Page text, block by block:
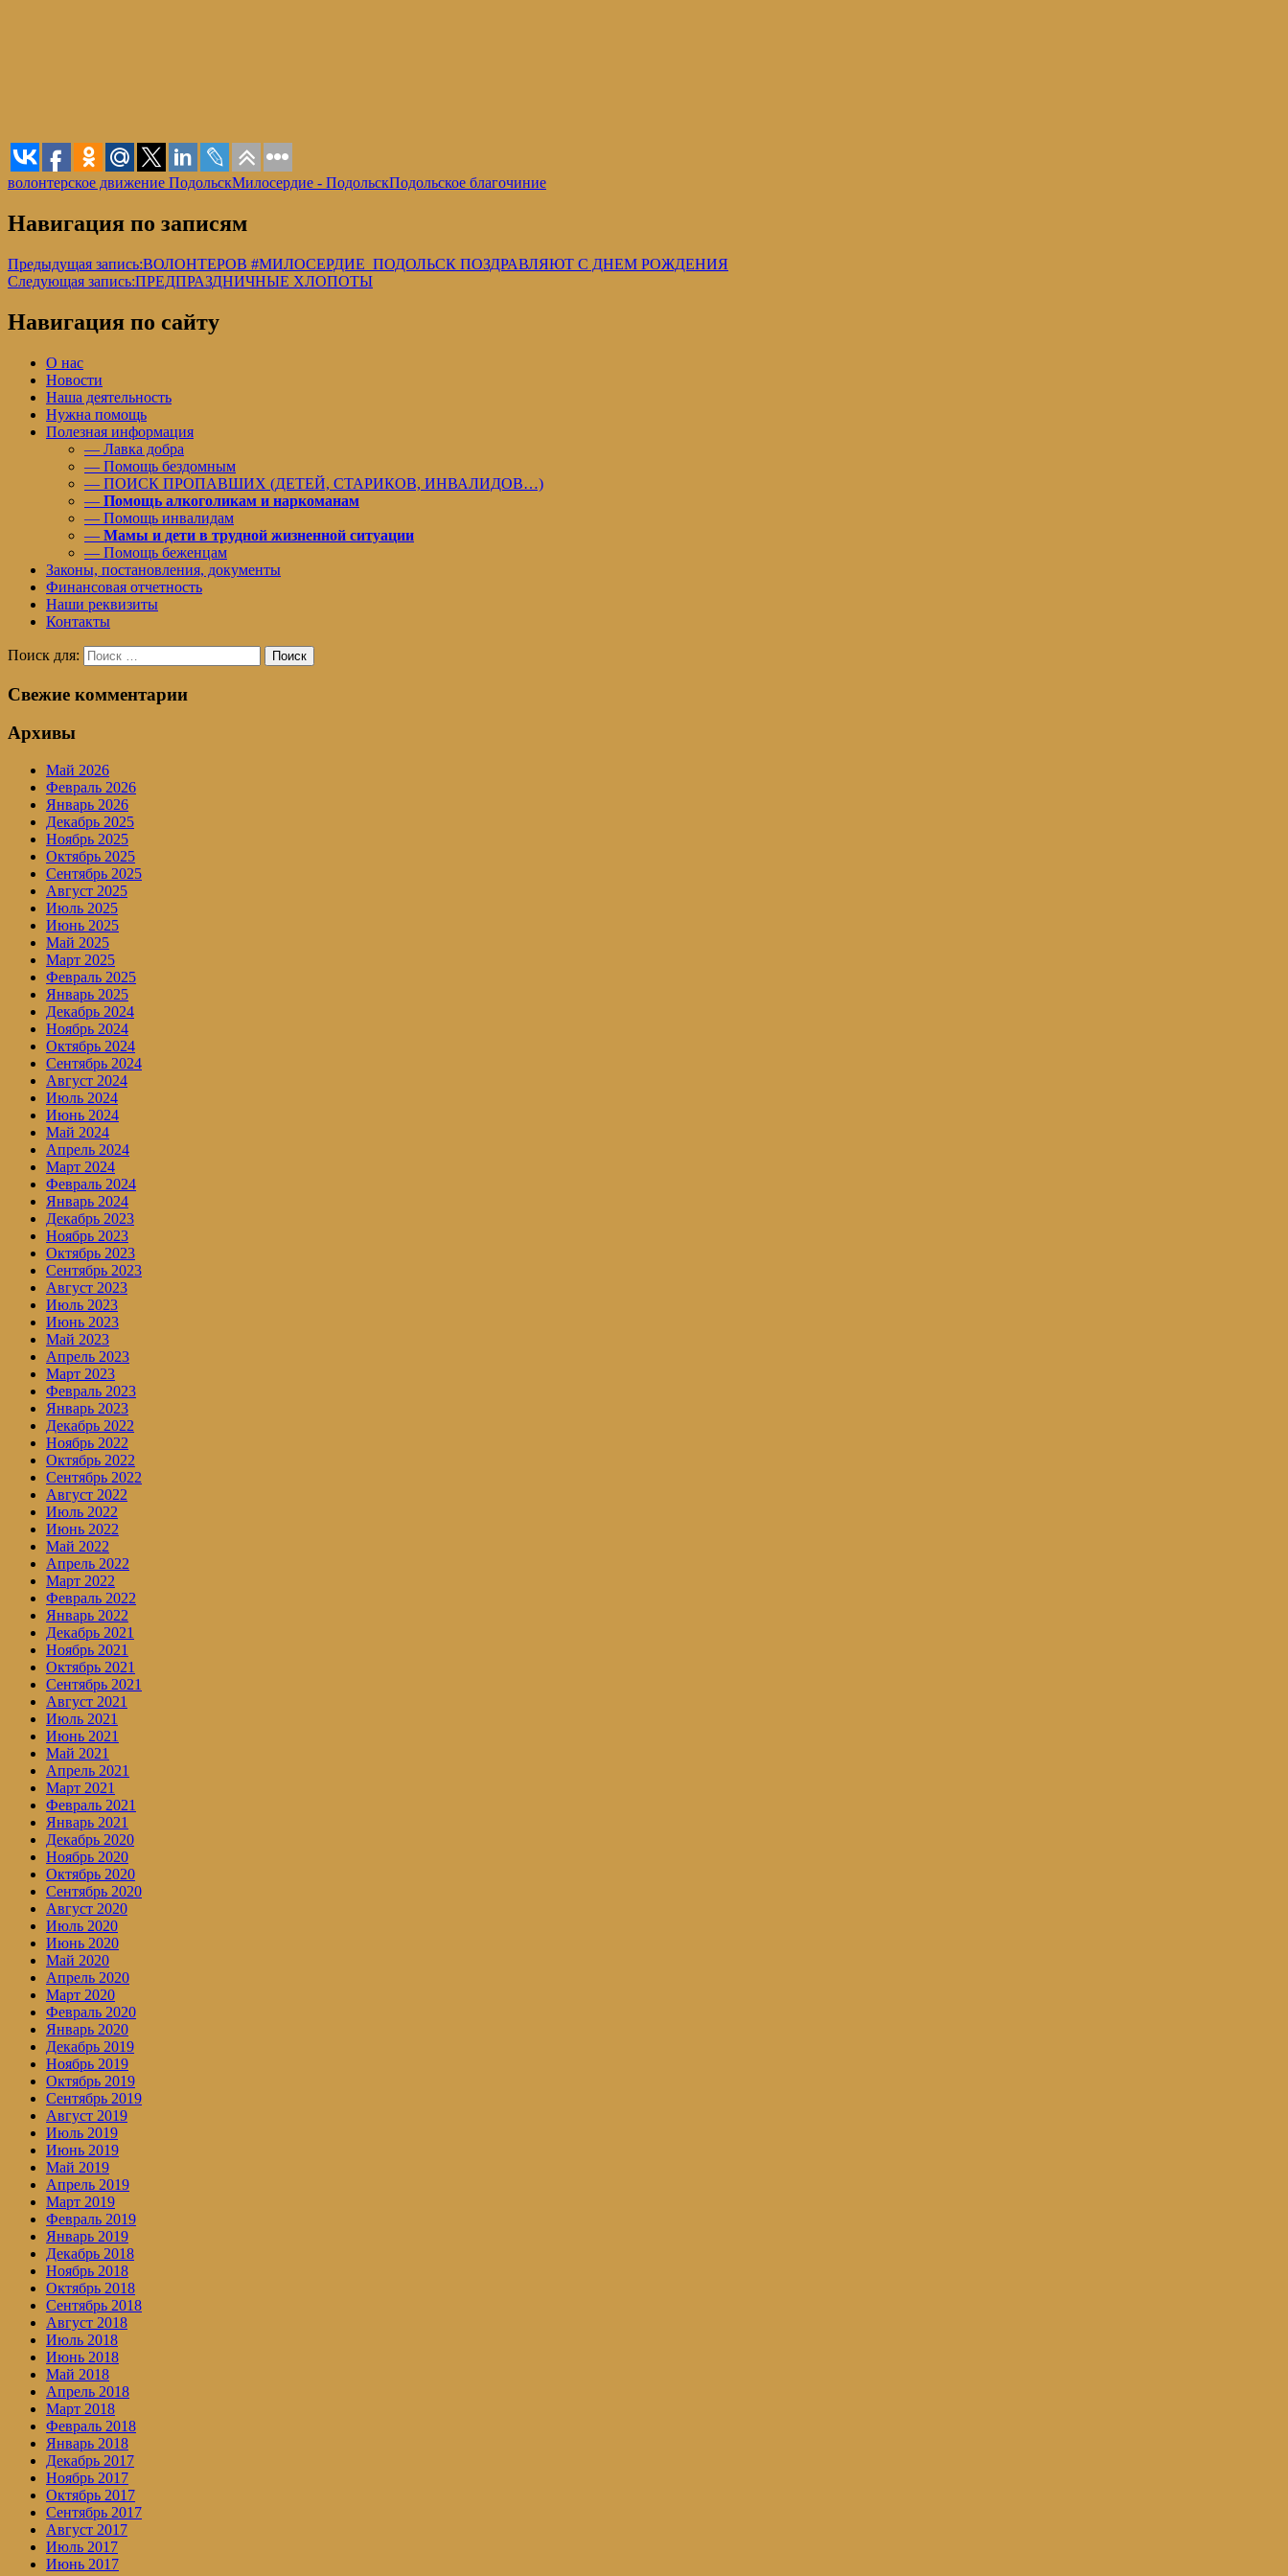
волонтерское движение ПодольскМилосердие - ПодольскПодольское благочиние
Навигация по записям
Предыдущая запись:ВОЛОНТЕРОВ #МИЛОСЕРДИЕ_ПОДОЛЬСК ПОЗДРАВЛЯЮТ С ДНЕМ РОЖДЕНИЯ
Следующая запись:ПРЕДПРАЗДНИЧНЫЕ ХЛОПОТЫ
Навигация по сайту
О нас
Новости
Наша деятельность
Нужна помощь
Полезная информация
— Лавка добра
— Помощь бездомным
— ПОИСК ПРОПАВШИХ (ДЕТЕЙ, СТАРИКОВ, ИНВАЛИДОВ…)
— Помощь алкоголикам и наркоманам
— Помощь инвалидам
— Мамы и дети в трудной жизненной ситуации
— Помощь беженцам
Законы, постановления, документы
Финансовая отчетность
Наши реквизиты
Контакты
Поиск для: Поиск
Свежие комментарии
Архивы
Май 2026
Февраль 2026
Январь 2026
Декабрь 2025
Ноябрь 2025
Октябрь 2025
Сентябрь 2025
Август 2025
Июль 2025
Июнь 2025
Май 2025
Март 2025
Февраль 2025
Январь 2025
Декабрь 2024
Ноябрь 2024
Октябрь 2024
Сентябрь 2024
Август 2024
Июль 2024
Июнь 2024
Май 2024
Апрель 2024
Март 2024
Февраль 2024
Январь 2024
Декабрь 2023
Ноябрь 2023
Октябрь 2023
Сентябрь 2023
Август 2023
Июль 2023
Июнь 2023
Май 2023
Апрель 2023
Март 2023
Февраль 2023
Январь 2023
Декабрь 2022
Ноябрь 2022
Октябрь 2022
Сентябрь 2022
Август 2022
Июль 2022
Июнь 2022
Май 2022
Апрель 2022
Март 2022
Февраль 2022
Январь 2022
Декабрь 2021
Ноябрь 2021
Октябрь 2021
Сентябрь 2021
Август 2021
Июль 2021
Июнь 2021
Май 2021
Апрель 2021
Март 2021
Февраль 2021
Январь 2021
Декабрь 2020
Ноябрь 2020
Октябрь 2020
Сентябрь 2020
Август 2020
Июль 2020
Июнь 2020
Май 2020
Апрель 2020
Март 2020
Февраль 2020
Январь 2020
Декабрь 2019
Ноябрь 2019
Октябрь 2019
Сентябрь 2019
Август 2019
Июль 2019
Июнь 2019
Май 2019
Апрель 2019
Март 2019
Февраль 2019
Январь 2019
Декабрь 2018
Ноябрь 2018
Октябрь 2018
Сентябрь 2018
Август 2018
Июль 2018
Июнь 2018
Май 2018
Апрель 2018
Март 2018
Февраль 2018
Январь 2018
Декабрь 2017
Ноябрь 2017
Октябрь 2017
Сентябрь 2017
Август 2017
Июль 2017
Июнь 2017